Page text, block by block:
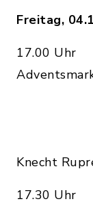
Freitag,
17.00 Uhr
Prolog
Knecht
17.30 Uhr